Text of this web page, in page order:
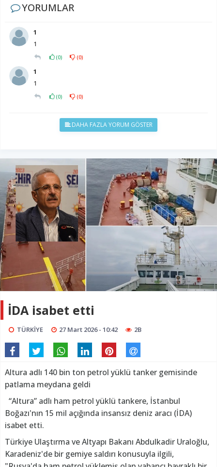
YORUMLAR
1
1
(0) (0)
1
1
(0) (0)
DAHA FAZLA YORUM GÖSTER
İDA isabet etti
TÜRKİYE 27 Mart 2026 - 10:42 2B
Altura adlı 140 bin ton petrol yüklü tanker gemisinde
patlama meydana geldi
“Altura” adlı ham petrol yüklü tankere, İstanbul
Boğazı'nın 15 mil açığında insansız deniz aracı (İDA)
isabet etti.
Türkiye Ulaştırma ve Altyapı Bakanı Abdulkadir Uraloğlu,
Karadeniz'de bir gemiye saldırı konusuyla ilgili,